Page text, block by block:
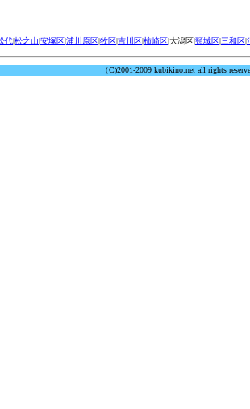
代|松之山|安塚区|浦川原区|牧区|吉川区|柿崎区|大潟区|頸城区|三和区|
（C)2001-2009 kubikino.net all rights